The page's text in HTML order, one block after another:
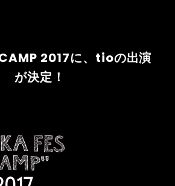
2017に、tioの出演
が決定！